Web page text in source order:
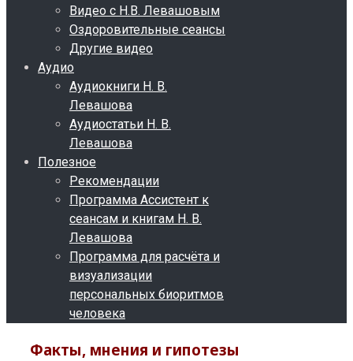
Видео с Н.В. Левашовым
Оздоровительные сеансы
Другие видео
Аудио
Аудиокниги Н. В.
Левашова
Аудиостатьи Н. В.
Левашова
Полезное
Рекомендации
Программа Ассистент к
сеансам и книгам Н. В.
Левашова
Программа для расчёта и
визуализации
персональных биоритмов
человека
Факты, мнения и гипотезы